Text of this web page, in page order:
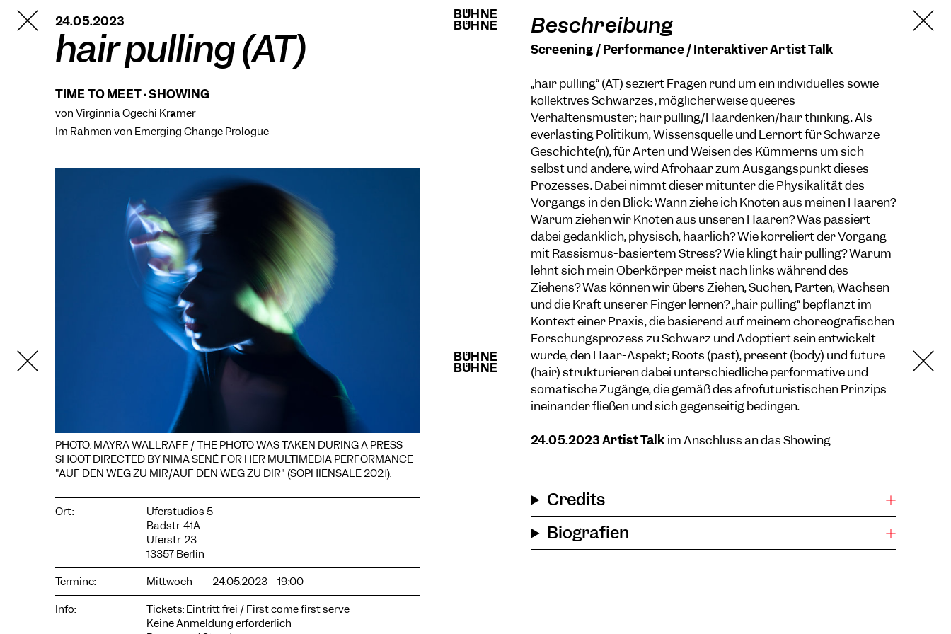
TANZFABRIK
BERLIN
BÜHNE
BÜHNE
BÜHNE
BÜHNE
24.05.2023
hair pulling (AT)
TIME TO MEET · SHOWING
von Virginnia Ogechi Krämer
Im Rahmen von Emerging Change Prologue
PHOTO: MAYRA WALLRAFF / THE PHOTO WAS TAKEN DURING A PRESS
SHOOT DIRECTED BY NIMA SENÉ FOR HER MULTIMEDIA PERFORMANCE
"AUF DEN WEG ZU MIR/AUF DEN WEG ZU DIR" (SOPHIENSÄLE 2021).
Ort:
Uferstudios 5
Badstr. 41A
Uferstr. 23
13357 Berlin
Termine:
Mittwoch 24.05.2023
19:00
Info:
Tickets: Eintritt frei / First come first serve
Keine Anmeldung erforderlich
Beschreibung
Screening / Performance / Interaktiver Artist Talk
„hair pulling“ (AT) seziert Fragen rund um ein individuelles sowie
kollektives Schwarzes, möglicherweise queeres
Verhaltensmuster; hair pulling/Haardenken/hair thinking. Als
everlasting Politikum, Wissensquelle und Lernort für Schwarze
Geschichte(n), für Arten und Weisen des Kümmerns um sich
selbst und andere, wird Afrohaar zum Ausgangspunkt dieses
Prozesses. Dabei nimmt dieser mitunter die Physikalität des
Vorgangs in den Blick: Wann ziehe ich Knoten aus meinen Haaren?
Warum ziehen wir Knoten aus unseren Haaren? Was passiert
dabei gedanklich, physisch, haarlich? Wie korreliert der Vorgang
mit Rassismus-basiertem Stress? Wie klingt hair pulling? Warum
lehnt sich mein Oberkörper meist nach links während des
Ziehens? Was können wir übers Ziehen, Suchen, Parten, Wachsen
und die Kraft unserer Finger lernen? „hair pulling“ bepflanzt im
Kontext einer Praxis, die basierend auf meinem choreografischen
Forschungsprozess zu Schwarz und Adoptiert sein entwickelt
wurde, den Haar-Aspekt; Roots (past), present (body) und future
(hair) strukturieren dabei unterschiedliche performative und
somatische Zugänge, die gemäß des afrofuturistischen Prinzips
ineinander fließen und sich gegenseitig bedingen.
24.05.2023 Artist Talk im Anschluss an das Showing
Credits
Biografien
Wir verwenden Cookies und Inhalte externer Anbieter auf
unserer Website. Notwendige Cookies sind essenziell, damit
Sie die Website nutzen können. Andere Cookies helfen uns,
die Website weiterzuentwickeln. Sie können Ihre Einwilligung
jederzeit widerrufen. Bitte besuchen Sie unsere
Datenschutzerklärung für weitere Informationen. Unten
können Sie auswählen, welche Technologien Sie zulassen
möchten.